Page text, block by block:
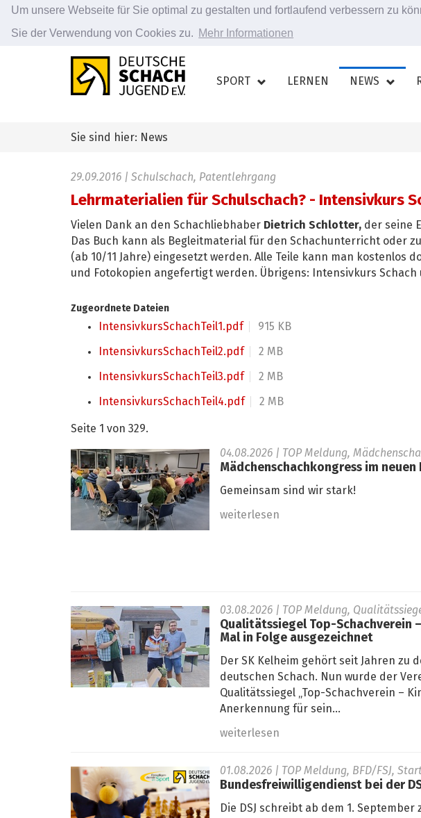
Um unsere Webseite für Sie optimal zu gestalten und fortlaufend verbessern zu
Sie der Verwendung von Cookies zu. Mehr Informationen
SPORT LERNEN NEWS
Sie sind hier: News
29.09.2016 | Schulschach, Patentlehrgang
Lehrmaterialien für Schulschach? - Intensivkurs
Vielen Dank an den Schachliebhaber Dietrich Schlotter, der seine
Das Buch kann als Begleitmaterial für den Schachunterricht oder
(ab 10/11 Jahre) eingesetzt werden. Alle Teile kann man kostenlos
und Fotokopien angefertigt werden. Übrigens: Intensivkurs
Zugeordnete Dateien
IntensivkursSchachTeil1.pdf 915 KB
IntensivkursSchachTeil2.pdf 2 MB
IntensivkursSchachTeil3.pdf 2 MB
IntensivkursSchachTeil4.pdf 2 MB
Seite 1 von 329.
04.08.2026 | TOP Meldung,
Mädchenschachkongress im
Gemeinsam sind wir stark!
weiterlesen
03.08.2026 | TOP Meldung,
Qualitätssiegel Top-Schachverein
Mal in Folge ausgezeichnet
Der SK Kelheim gehört seit Jahren
deutschen Schach. Nun wurde der
Qualitätssiegel „Top-Schachverein –
Anerkennung für sein...
weiterlesen
01.08.2026 | TOP Meldung, BFD/FSJ,
Bundesfreiwilligendienst bei der
Die DSJ schreibt ab dem 1.